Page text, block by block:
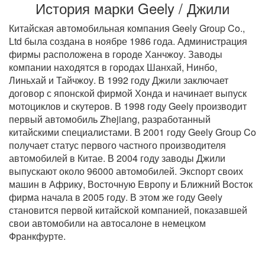
История марки Geely / Джили
Китайская автомобильная компания Geely Group Co.,
Ltd была создана в ноябре 1986 года. Администрация
фирмы расположена в городе Ханчжоу. Заводы
компании находятся в городах Шанхай, Нинбо,
Линьхай и Тайчжоу. В 1992 году Джили заключает
договор с японской фирмой Хонда и начинает выпуск
мотоциклов и скутеров. В 1998 году Geely производит
первый автомобиль Zhejiang, разработанный
китайскими специалистами. В 2001 году Geely Group Co
получает статус первого частного производителя
автомобилей в Китае. В 2004 году заводы Джили
выпускают около 96000 автомобилей. Экспорт своих
машин в Африку, Восточную Европу и Ближний Восток
фирма начала в 2005 году. В этом же году Geely
становится первой китайской компанией, показавшей
свои автомобили на автосалоне в немецком
Франкфурте.